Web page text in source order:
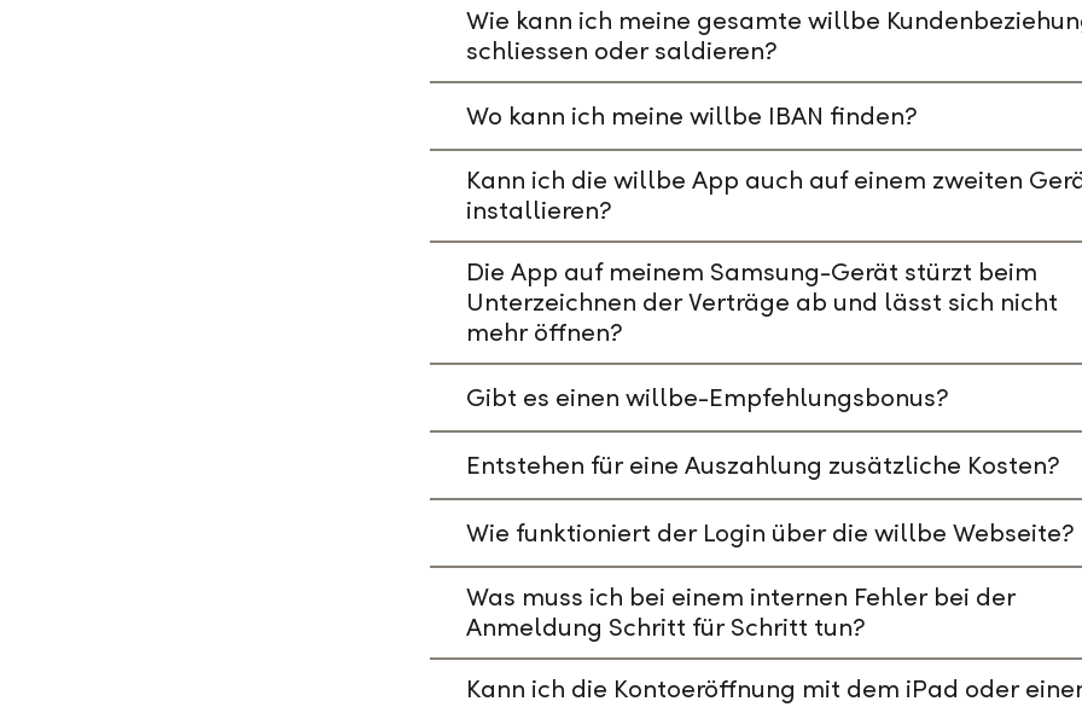
Wie kann ich meine gesamte willbe
schliessen oder saldieren?
Wo kann ich meine willbe IBAN finden?
Kann ich die willbe App auch auf einem zweiten
installieren?
Die App auf meinem Samsung-Gerät stürzt beim
Unterzeichnen der Verträge ab und lässt sich nicht
mehr öffnen?
Gibt es einen willbe-Empfehlungsbonus?
Entstehen für eine Auszahlung zusätzliche Kosten?
Wie funktioniert der Login über die willbe Webseite?
Was muss ich bei einem internen Fehler bei der
Anmeldung Schritt für Schritt tun?
Kann ich die Kontoeröffnung mit dem iPad oder